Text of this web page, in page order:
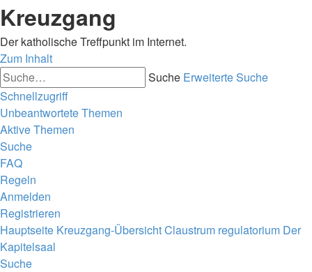
Kreuzgang
Der katholische Treffpunkt im Internet.
Zum Inhalt
Suche Erweiterte Suche
Schnellzugriff
Unbeantwortete Themen
Aktive Themen
Suche
FAQ
Regeln
Anmelden
Registrieren
Hauptseite Kreuzgang-ÜbersichtClaustrum regulatorium Der
Kapitelsaal
Suche